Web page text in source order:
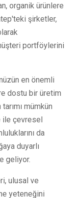
organik ürünlere
şirketler,
portföylerini
en önemli
dostu bir üretim
mümkün
ile çevresel
da
duyarlı
geliyor.
ulusal ve
yeteneğini